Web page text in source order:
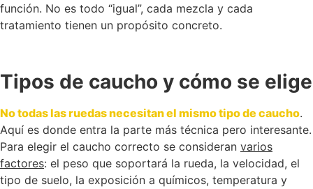
función. No es todo “igual”, cada mezcla y cada
tratamiento tienen un propósito concreto.
Tipos de caucho y cómo se elige
No todas las ruedas necesitan el mismo tipo de caucho.
Aquí es donde entra la parte más técnica pero interesante.
Para elegir el caucho correcto se consideran varios
factores: el peso que soportará la rueda, la velocidad, el
tipo de suelo, la exposición a químicos, temperatura y